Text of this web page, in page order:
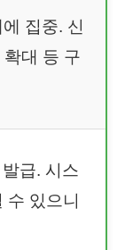
집중. 신
대 등 구
발급. 시스
수 있으니